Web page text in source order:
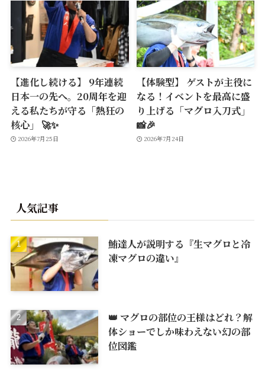
【進化し続ける】 9年連続
日本一の先へ。20周年を迎
える私たちが守る「熱狂の
核心」 🚀✨
2026年7月25日
【体験型】 ゲストが主役に
なる！イベントを最高に盛
り上げる「マグロ入刀式」
📸🎉
2026年7月24日
人気記事
鮪達人が説明する『生マグロと冷
凍マグロの違い』
👑 マグロの部位の王様はどれ？解
体ショーでしか味わえない幻の部
位図鑑